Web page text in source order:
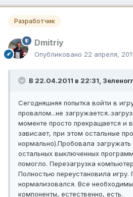
Разработчик
Dmitriy
Опубликовано 22 апреля,
В 22.04.2011 в 22:31,
Сегодняшняя попытка войти в
провалом...не
моменте просто прекращается и
зависает, при этом остальные
нормально).Пробовала загружать
остальных выключенных
помогло. Перезагрузка
Полностью переустановила игру.
нормализовался. Все
компоненты, естественно, есть.